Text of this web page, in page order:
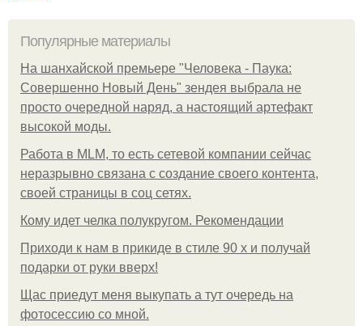
Популярные материалы
На шанхайской премьере "Человека - Паука:
Совершенно Новый День" зендея выбрала не
просто очередной наряд, а настоящий артефакт
высокой моды.
Работа в MLM, то есть сетевой компании сейчас
неразрывно связана с создание своего контента,
своей страницы в соц сетях.
Кому идет челка полукругом. Рекомендации
Приходи к нам в прикиде в стиле 90 х и получай
подарки от руки вверх!
Щас приедут меня выкупать а тут очередь на
фотосессию со мной.